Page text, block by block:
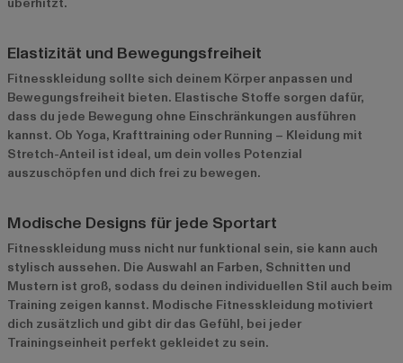
Elastizität und Bewegungsfreiheit
Fitnesskleidung sollte sich deinem Körper anpassen und
Bewegungsfreiheit bieten. Elastische Stoffe sorgen dafür,
dass du jede Bewegung ohne Einschränkungen ausführen
kannst. Ob Yoga, Krafttraining oder Running – Kleidung mit
Stretch-Anteil ist ideal, um dein volles Potenzial
auszuschöpfen und dich frei zu bewegen.
Modische Designs für jede Sportart
Fitnesskleidung muss nicht nur funktional sein, sie kann auch
stylisch aussehen. Die Auswahl an Farben, Schnitten und
Mustern ist groß, sodass du deinen individuellen Stil auch beim
Training zeigen kannst. Modische Fitnesskleidung motiviert
dich zusätzlich und gibt dir das Gefühl, bei jeder
Trainingseinheit perfekt gekleidet zu sein.